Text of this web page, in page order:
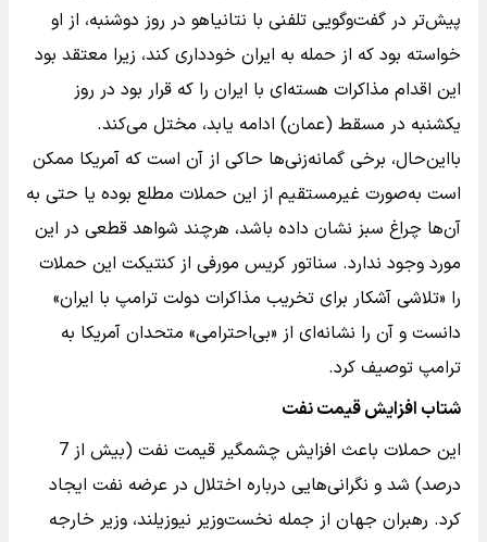
پیش‌تر در گفت‌وگویی تلفنی با نتانیاهو در روز دوشنبه، از او
خواسته بود که از حمله به ایران خودداری کند، زیرا معتقد بود
این اقدام مذاکرات هسته‌ای با ایران را که قرار بود در روز
یکشنبه در مسقط (عمان) ادامه یابد، مختل می‌کند.
بااین‌حال، برخی گمانه‌زنی‌ها حاکی از آن است که آمریکا ممکن
است به‌صورت غیرمستقیم از این حملات مطلع بوده یا حتی به
آن‌ها چراغ سبز نشان داده باشد، هرچند شواهد قطعی در این
مورد وجود ندارد. سناتور کریس مورفی از کنتیکت این حملات
را «تلاشی آشکار برای تخریب مذاکرات دولت ترامپ با ایران»
دانست و آن را نشانه‌ای از «بی‌احترامی» متحدان آمریکا به
ترامپ توصیف کرد.
شتاب افزایش قیمت نفت
این حملات باعث افزایش چشمگیر قیمت نفت (بیش از 7
درصد) شد و نگرانی‌هایی درباره اختلال در عرضه نفت ایجاد
کرد. رهبران جهان از جمله نخست‌وزیر نیوزیلند، وزیر خارجه